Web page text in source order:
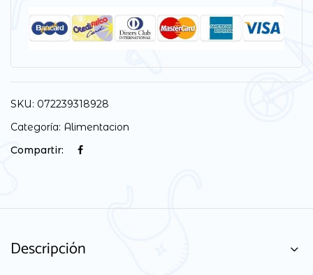
SKU: 072239318928
Categoría: Alimentacion
Compartir:
Descripción